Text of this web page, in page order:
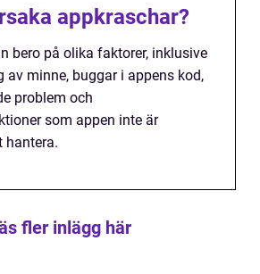
appkraschar?
bero på olika faktorer, inklusive
av minne, buggar i appens kod,
problem och
som appen inte är
hantera.
fler inlägg här